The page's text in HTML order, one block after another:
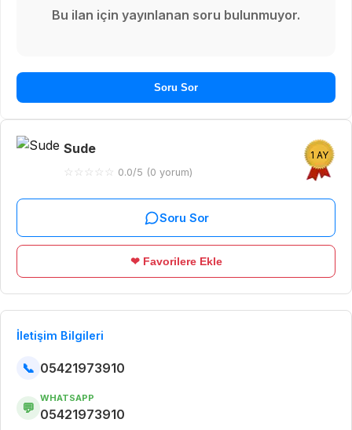
Bu ilan için yayınlanan soru bulunmuyor.
Soru Sor
Sude
☆ ☆ ☆ ☆ ☆ 0.0/5 (0 yorum)
1 AY
Soru Sor
❤ Favorilere Ekle
İletişim Bilgileri
📞 05421973910
💬
WHATSAPP
05421973910